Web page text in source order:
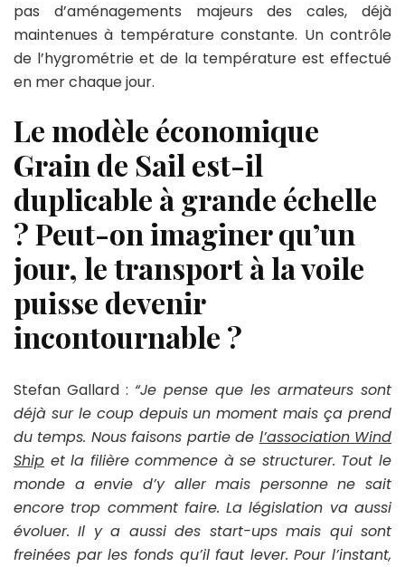
pas d’aménagements majeurs des cales, déjà
maintenues à température constante. Un contrôle
de l’hygrométrie et de la température est effectué
en mer chaque jour.
Le modèle économique
Grain de Sail est-il
duplicable à grande échelle
? Peut-on imaginer qu’un
jour, le transport à la voile
puisse devenir
incontournable ?
Stefan Gallard : “Je pense que les armateurs sont
déjà sur le coup depuis un moment mais ça prend
du temps. Nous faisons partie de l’association Wind
Ship et la filière commence à se structurer. Tout le
monde a envie d’y aller mais personne ne sait
encore trop comment faire. La législation va aussi
évoluer. Il y a aussi des start-ups mais qui sont
freinées par les fonds qu’il faut lever. Pour l’instant,